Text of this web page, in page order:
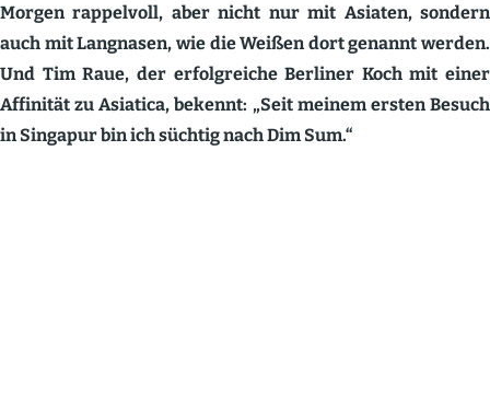
Morgen rappelvoll, aber nicht nur mit Asiaten, sondern
auch mit Langnasen, wie die Weißen dort genannt werden.
Und Tim Raue, der erfolg­reiche Berliner Koch mit einer
Affinität zu Asiatica, bekennt: „Seit meinem ersten Besuch
in Singapur bin ich süchtig nach Dim Sum.“